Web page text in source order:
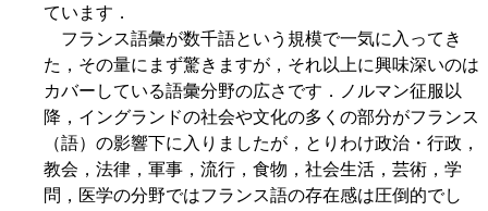
ています．
フランス語彙が数千語という規模で一気に入ってき
た，その量にまず驚きますが，それ以上に興味深いのは
カバーしている語彙分野の広さです．ノルマン征服以
降，イングランドの社会や文化の多くの部分がフランス
（語）の影響下に入りましたが，とりわけ政治・行政，
教会，法律，軍事，流行，食物，社会生活，芸術，学
問，医学の分野ではフランス語の存在感は圧倒的でし